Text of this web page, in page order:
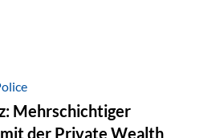
gestartet. Zwischen dem
2025 war ein außergewöhnlich
Durchschnitt über alle
zeigt sich ebenfalls ein
Mehrschichtiger
der Private Wealth